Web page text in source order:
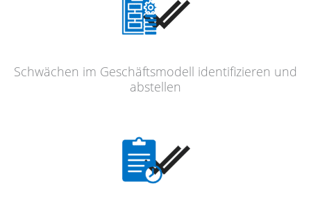
Schwä­chen im Geschäfts­mo­dell identi­fi­zie­ren und
abstellen